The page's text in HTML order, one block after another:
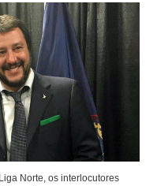
Norte, os interlocutores